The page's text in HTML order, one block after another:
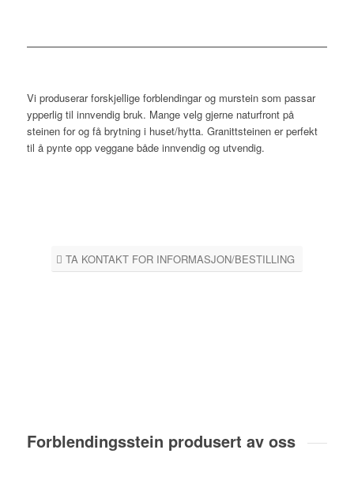
Vi produserar forskjellige forblendingar og murstein som passar
ypperlig til innvendig bruk. Mange velg gjerne naturfront på
steinen for og få brytning i huset/hytta. Granittsteinen er perfekt
til å pynte opp veggane både innvendig og utvendig.
TA KONTAKT FOR INFORMASJON/BESTILLING
Forblendingsstein produsert av oss